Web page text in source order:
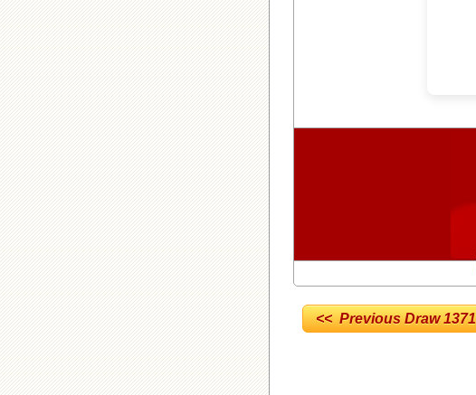
<< Previous Draw